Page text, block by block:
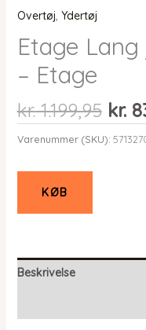
Overtøj, Ydertøj
Etage
– Etage
kr.1.199,95 Den
pris
kr.
Varenummer (SKU):
KØB
Beskrivelse